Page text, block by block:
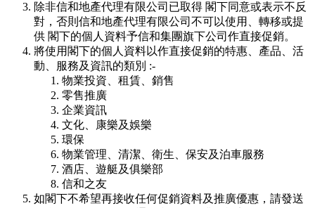
除非信和地產代理有限公司已取得 閣下同意或表示不反
對，否則信和地產代理有限公司不可以使用、轉移或提
供 閣下的個人資料予信和集團旗下公司作直接促銷。
將使用閣下的個人資料以作直接促銷的特惠、產品、活
動、服務及資訊的類別 :-
物業投資、租賃、銷售
零售推廣
企業資訊
文化、康樂及娛樂
環保
物業管理、清潔、衛生、保安及泊車服務
酒店、遊艇及俱樂部
信和之友
如閣下不希望再接收任何促銷資料及推廣優惠，請發送